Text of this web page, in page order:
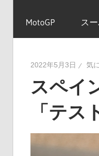
MotoGP ス
2022年5月3日 気
スペイ
「テス